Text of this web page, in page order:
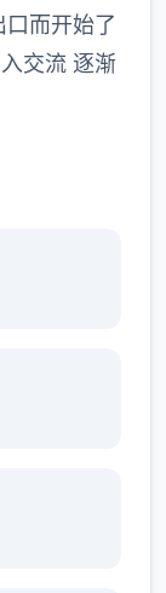
而开始了
交流 逐渐